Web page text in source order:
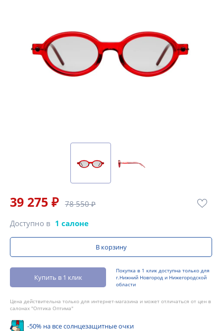
39 275 ₽ 78 550 ₽
Доступно в 1 салоне
В корзину
Купить в 1 клик
Покупка в 1 клик доступна только для
г.Нижний Новгород и Нижегородской
области
Цена действительна только для интернет-магазина и может отличаться от цен в
салонах "Оптика Оптима"
-50% на все солнцезащитные очки